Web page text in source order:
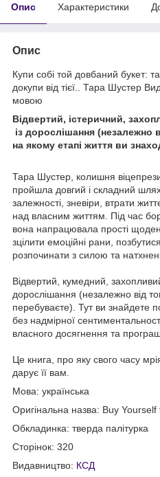
Опис Характеристики
Опис
Купи собі той довбаний букет:
докупи від тієї.. Тара Шустер
мовою
Відвертий, істеричний,
із дорослішання (незалежно
на якому етапі життя ви
Тара Шустер, колишня
пройшла довгий і складний
залежності, зневіри, втрати
над власним життям. Під час
вона напрацювала прості
зцілити емоційні рани,
розпочинати з силою та
Відвертий, кумедний,
дорослішання (незалежно від
перебуваєте). Тут ви знайдете
без надмірної
власного досягнення та
Це книга, про яку свого часу
дарує її вам.
Мова: українська
Оригінальна назва: Buy
Обкладинка: тверда палітурка
Сторінок: 320
Видавництво: КСД